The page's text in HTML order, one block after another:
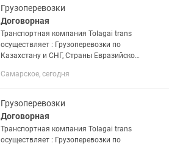
Грузоперевозки
Договорная
Транспортная компания Tolagai trans
осуществляет : Грузоперевозки по
Казахстану и СНГ, Страны Евразийской
отдельной машиной от двери до двери.
Самарское, сегодня
Грузоперевозки
Договорная
Транспортная компания Tolagai trans
осуществляет : Грузоперевозки по